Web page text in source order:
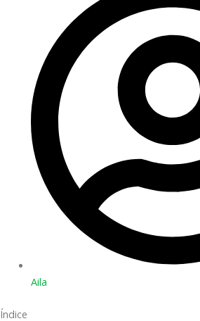
Aila
Índice